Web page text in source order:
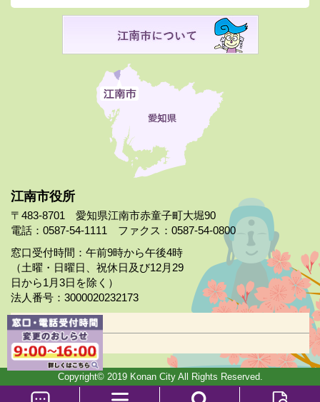
江南市役所
〒483-8701 愛知県江南市赤童子町大堀90
電話：0587-54-1111 ファクス：0587-54-0800
窓口受付時間：午前9時から午後4時
（土曜・日曜日、祝休日及び12月29
日から1月3日を除く）
法人番号：3000020232173
市役所案内
日曜市役所
Copyright© 2019 Konan City All Rights Reserved.